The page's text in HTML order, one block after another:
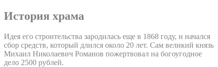
История храма
Идея его строительства зародилась еще в 1868 году, и начался
сбор средств, который длился около 20 лет. Сам великий князь
Михаил Николаевич Романов пожертвовал на богоугодное
дело 2500 рублей.